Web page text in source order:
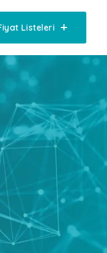
Listeleri